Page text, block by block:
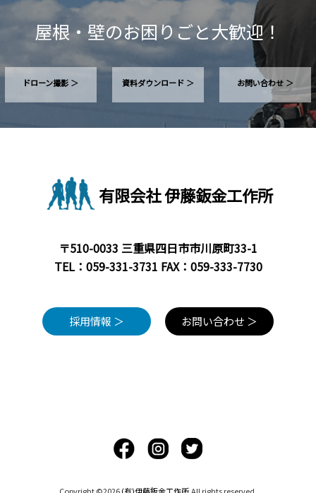
屋根・壁のお困りごと大歓迎！
ドローン撮影 ＞ 資料ダウンロード ＞ お問い合わせ ＞
有限会社 伊藤鈑金工作所
〒510-0033 三重県四日市市川原町33-1
TEL： 059-331-3731 FAX：059-333-7730
採用情報 ＞ お問い合わせ ＞